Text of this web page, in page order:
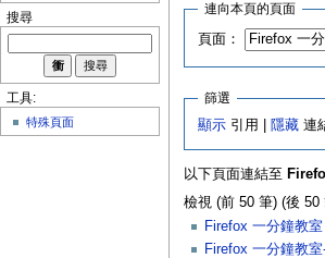
連向本頁的頁面
頁面：
篩選
顯示 引用 | 隱藏 連
以下頁面連結至
檢視 (前 50 筆) (後 50
Firefox 一分鐘教室‎
Firefox 一分鐘教
搜尋
工具:
特殊頁面